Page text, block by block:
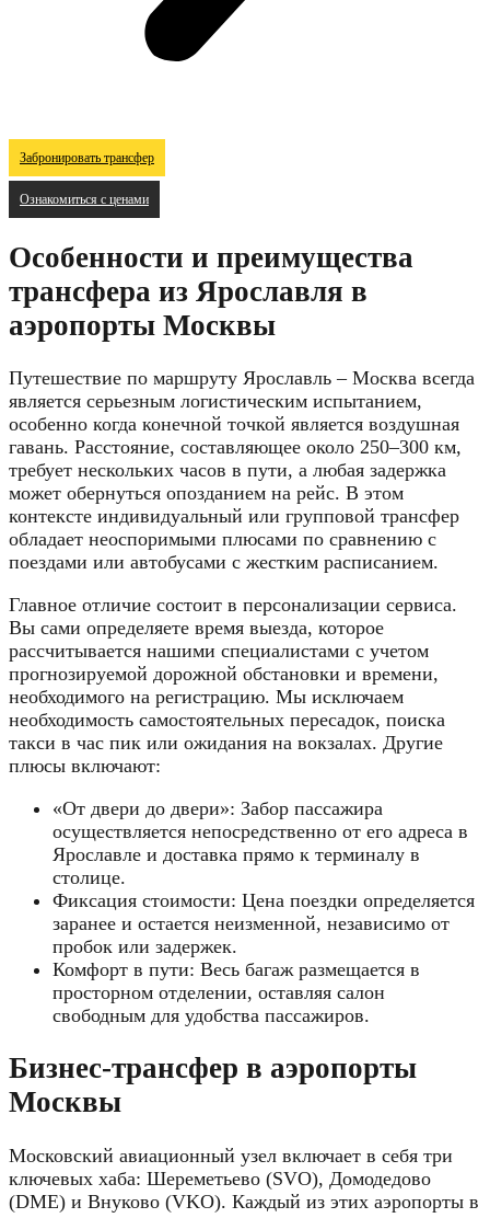
Забронировать трансфер
Ознакомиться с ценами
Особенности и преимущества
трансфера из Ярославля в
аэропорты Москвы
Путешествие по маршруту Ярославль – Москва всегда
является серьезным логистическим испытанием,
особенно когда конечной точкой является воздушная
гавань. Расстояние, составляющее около 250–300 км,
требует нескольких часов в пути, а любая задержка
может обернуться опозданием на рейс. В этом
контексте индивидуальный или групповой трансфер
обладает неоспоримыми плюсами по сравнению с
поездами или автобусами с жестким расписанием.
Главное отличие состоит в персонализации сервиса.
Вы сами определяете время выезда, которое
рассчитывается нашими специалистами с учетом
прогнозируемой дорожной обстановки и времени,
необходимого на регистрацию. Мы исключаем
необходимость самостоятельных пересадок, поиска
такси в час пик или ожидания на вокзалах. Другие
плюсы включают:
«От двери до двери»: Забор пассажира
осуществляется непосредственно от его адреса в
Ярославле и доставка прямо к терминалу в
столице.
Фиксация стоимости: Цена поездки определяется
заранее и остается неизменной, независимо от
пробок или задержек.
Комфорт в пути: Весь багаж размещается в
просторном отделении, оставляя салон
свободным для удобства пассажиров.
Бизнес-трансфер в аэропорты
Москвы
Московский авиационный узел включает в себя три
ключевых хаба: Шереметьево (SVO), Домодедово
(DME) и Внуково (VKO). Каждый из этих аэропорты в